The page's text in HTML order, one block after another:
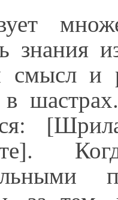
знания
смысл и
в